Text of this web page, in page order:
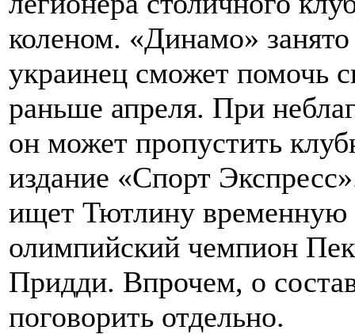
коленом. «Динамо»
украинец сможет помочь
раньше апреля. При
он может пропустить
издание «Спорт
ищет Тютлину временную
олимпийский чемпион
Придди. Впрочем, о
поговорить отдельно.